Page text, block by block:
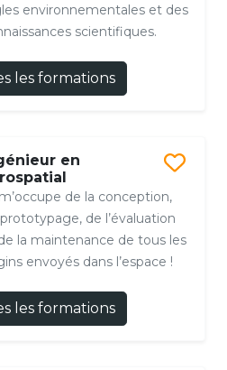
environnementales et des
scientifiques.
les formations
en
de la conception,
de l’évaluation
la maintenance de tous les
envoyés dans l’espace !
les formations